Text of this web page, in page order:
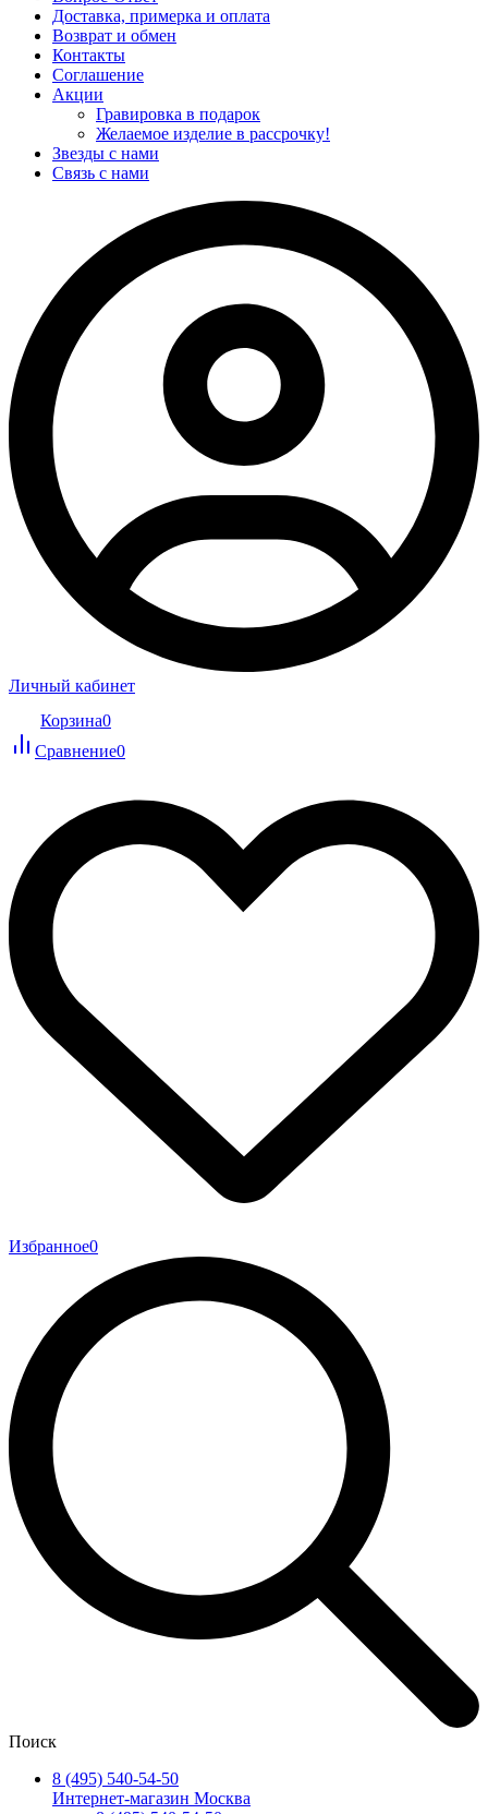
Доставка, примерка и оплата
Возврат и обмен
Контакты
Соглашение
Акции
Гравировка в подарок
Желаемое изделие в рассрочку!
Звезды с нами
Связь с нами
Личный кабинет
Корзина0
Сравнение0
Избранное0
Поиск
8 (495) 540-54-50
Интернет-магазин Москва